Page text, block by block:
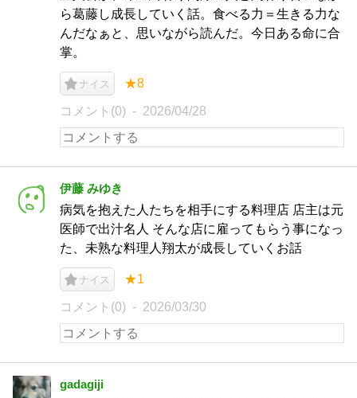
ら葛藤し成長していく話。食べる力＝生きる力な
んだなぁと、思いながら読んだ。今日ある命に合
掌。
ナイス ★8
コメント(0) 2026/04/28
伊藤 みゆき
病気を抱えた人たちを相手にする料理店 店主は元
医師で出汁名人 そんな店に雇ってもらう事になっ
た、未熟な料理人翔太が成長していくお話
ナイス ★1
コメント(0) 2026/03/30
gadagiji